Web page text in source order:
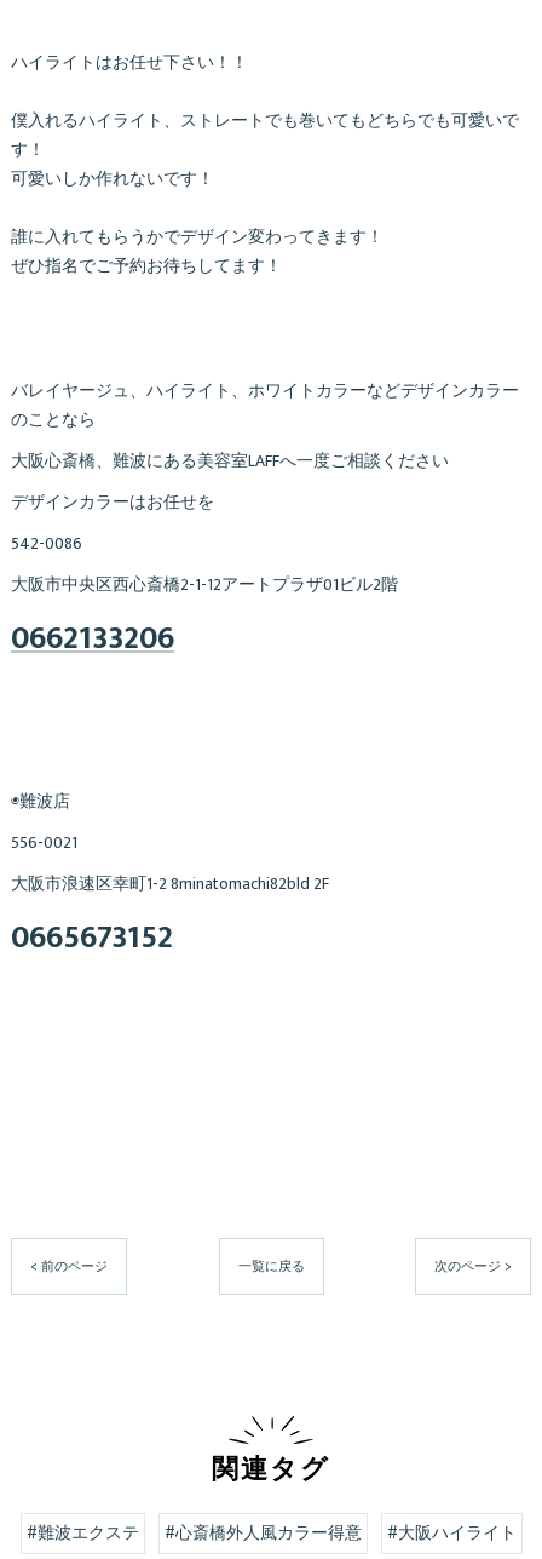
ハイライトはお任せ下さい！！
僕入れるハイライト、ストレートでも巻いてもどちらでも可愛いで
す！
可愛いしか作れないです！
誰に入れてもらうかでデザイン変わってきます！
ぜひ指名でご予約お待ちしてます！
バレイヤージュ、ハイライト、ホワイトカラーなどデザインカラー
のことなら
大阪心斎橋、難波にある美容室LAFFへ一度ご相談ください
デザインカラーはお任せを
542-0086
大阪市中央区西心斎橋2-1-12アートプラザ01ビル2階
0662133206
◉難波店
556-0021
大阪市浪速区幸町1-2 8minatomachi82bld 2F
0665673152
< 前のページ 一覧に戻る 次のページ >
関連タグ
#難波エクステ #心斎橋外人風カラー得意 #大阪ハイライト